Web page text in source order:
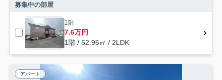
募集中の部屋
1階
7.6万円
1階 / 62.95㎡ / 2LDK
アパート